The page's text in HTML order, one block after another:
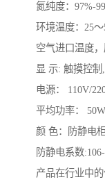
氮纯度：97%-
环境温度：25～
空气进口温度
显 示: 触摸控
电源： 110V/
平均功率： 50W
颜 色：防静电
防静电系数
产品在行业中的